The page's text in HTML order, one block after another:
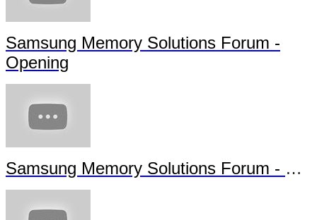
SAMSUNG MEMORY - MEMOIRE :
Samsung Memory Solutions Forum -
Highlights